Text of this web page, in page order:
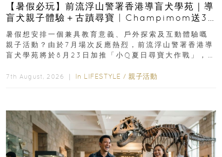
【暑假必玩】前流浮山警署香港導盲犬學苑｜導
盲犬親子體驗＋古蹟尋寶 | Champimom送3
組免費名額
暑假想安排一個兼具教育意義、戶外探索及互動體驗嘅
親子活動？由於7月場次反應熱烈，前流浮山警署香港導
盲犬學苑將於8月23日加推「小Q夏日尋寶大作戰」，家
7th August, 2026 ｜ In LIFESTYLE / 親子活動